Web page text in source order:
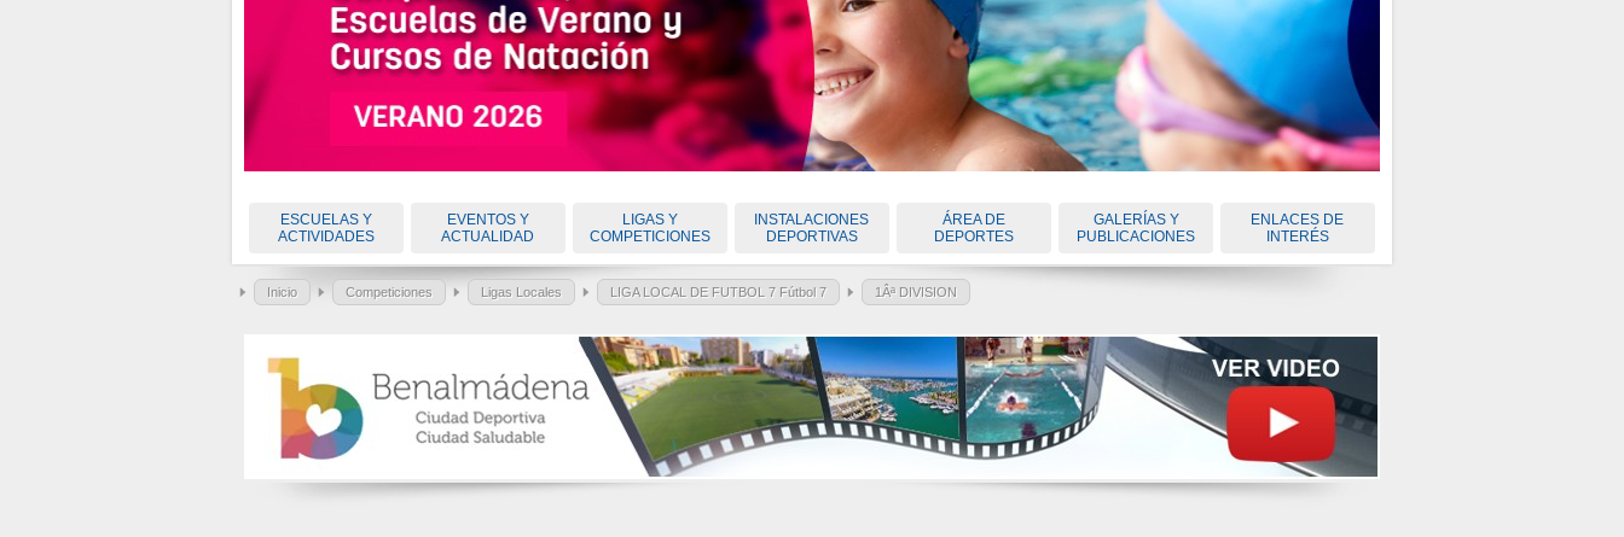
ESCUELAS Y
ACTIVIDADES
EVENTOS Y
ACTUALIDAD
LIGAS Y
COMPETICIONES
INSTALACIONES
DEPORTIVAS
ÁREA DE
DEPORTES
GALERÍAS Y
PUBLICACIONES
ENLACES DE
INTERÉS
Inicio Competiciones Ligas Locales LIGA LOCAL DE FUTBOL 7 Fútbol 7 1Âª DIVISION